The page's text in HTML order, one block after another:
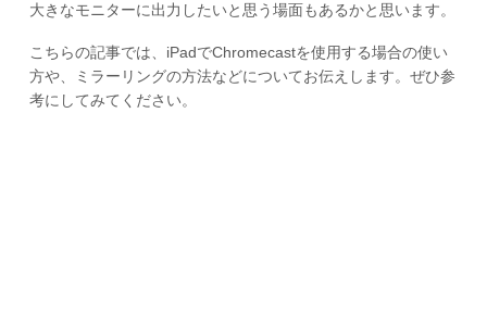
大きなモニターに出力したいと思う場面もあるかと思います。
こちらの記事では、iPadでChromecastを使用する場合の使い
方や、ミラーリングの方法などについてお伝えします。ぜひ参
考にしてみてください。